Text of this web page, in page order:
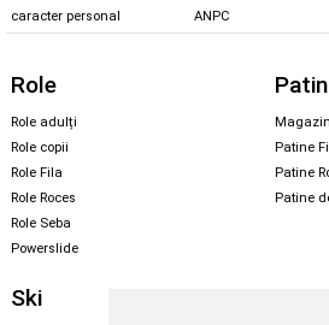
caracter personal
ANPC
Role
Role adulți
Role copii
Role Fila
Role Roces
Role Seba
Powerslide
Patine
Patine
Patine
Ski